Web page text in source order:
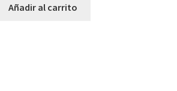
Añadir al carrito